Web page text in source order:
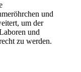
und
um der
und
zu werden.